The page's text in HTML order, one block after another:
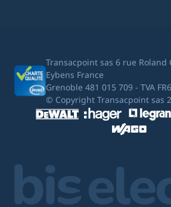
Transacpoint sas 6 rue Roland
Eybens France
Grenoble 481 015 709 - TVA
© Copyright Transacpoint sas